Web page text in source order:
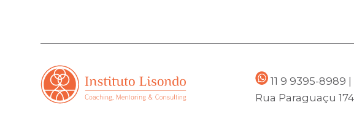
11 9 9395-8989 |
Rua Paraguaçu